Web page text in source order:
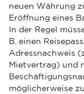
neuen Währung
Eröffnung eines
In der Regel
B. einen
Adressnachweis
Mietvertrag) und
möglicherweise